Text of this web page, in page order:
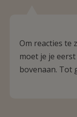
Om reacties te
moet je je
bovenaan. Tot